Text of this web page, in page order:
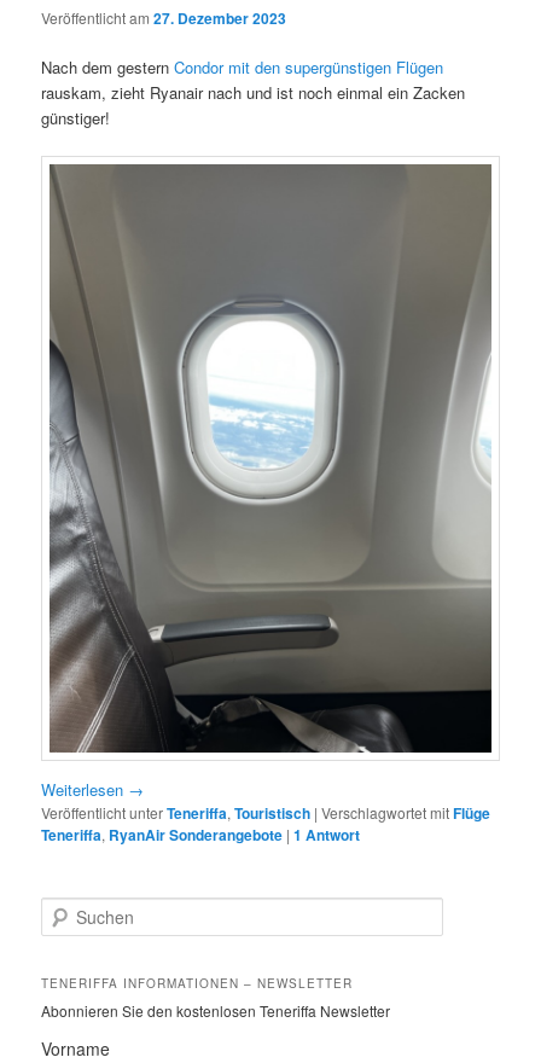
Veröffentlicht am27. Dezember 2023
Nach dem gesternCondor mit den supergünstigen Flügen
rauskam, zieht Ryanair nach und ist noch einmal ein Zacken
günstiger!
Weiterlesen →
Veröffentlicht unterTeneriffa,Touristisch |Verschlagwortet mitFlüge
Teneriffa, RyanAir Sonderangebote |1 Antwort
u
h
n
TENERIFFA INFORMATIONEN – NEWSLETTER
Abonnieren Sie den kostenlosen Teneriffa Newsletter
Vorname